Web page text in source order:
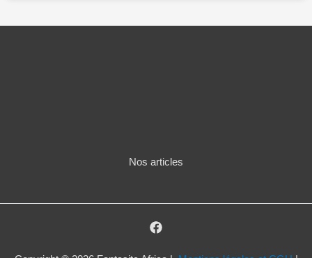
Nos articles